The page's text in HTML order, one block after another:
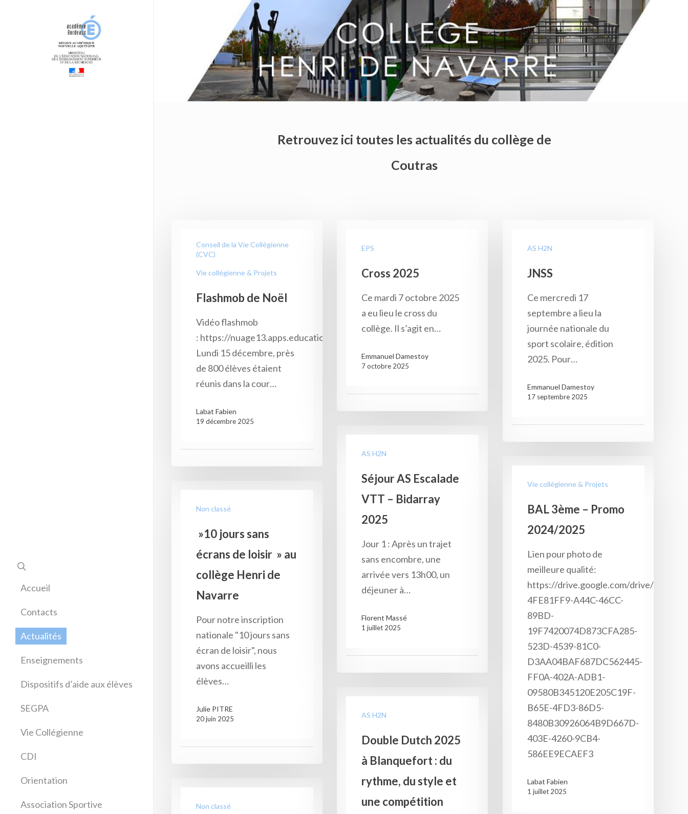
Accueil
Contacts
Actualités
Enseignements
Allemand
Anglais
Arts plastiques
Education musicale
Espagnol
Français
Latin
Dispositifs d’aide aux élèves
SEGPA
Vie Collégienne
CDI
Orientation
Association Sportive
Retrouvez ici toutes les actualités du collège de
Coutras
Conseil de la Vie Collégienne
(CVC)
Vie collégienne & Projets
Flashmob de Noël
Vidéo flashmob
: https://nuage13.apps.education.fr/index.php/s/sKnormtnwgbYXib
Lundi 15 décembre, près
de 800 élèves étaient
réunis dans la cour…
Labat Fabien
19 décembre 2025
EPS
Cross 2025
Ce mardi 7 octobre 2025
a eu lieu le cross du
collège. Il s’agit en…
Emmanuel Damestoy
7 octobre 2025
AS H2N
JNSS
Ce mercredi 17
septembre a lieu la
journée nationale du
sport scolaire, édition
2025. Pour…
Emmanuel Damestoy
17 septembre 2025
AS H2N
Séjour AS Escalade
VTT – Bidarray
2025
Jour 1 : Après un trajet
sans encombre, une
arrivée vers 13h00, un
déjeuner à…
Florent Massé
1 juillet 2025
Vie collégienne & Projets
BAL 3ème – Promo
2024/2025
Lien pour photo de
meilleure qualité:
https://drive.google.com/drive/folders/
4FE81FF9-A44C-46CC-
89BD-
19F7420074D873CFA285-
523D-4539-81C0-
D3AA04BAF687DC562445-
FF0A-402A-ADB1-
09580B345120E205C19F-
B65E-4FD3-86D5-
8480B30926064B9D667D-
403E-4260-9CB4-
586EE9ECAEF3
Labat Fabien
1 juillet 2025
Non classé
»10 jours sans
écrans de loisir » au
collège Henri de
Navarre
Pour notre inscription
nationale "10 jours sans
écran de loisir", nous
avons accueilli les
élèves…
Julie PITRE
20 juin 2025 AS H2N
Double Dutch 2025
à Blanquefort : du
rythme, du style et
une compétition
Non classé